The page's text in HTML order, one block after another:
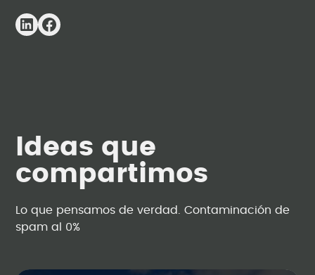
Ideas que
compartimos
Lo que pensamos de verdad. Contaminación de
spam al 0%